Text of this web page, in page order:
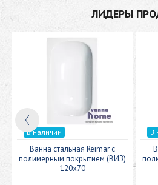
ЛИДЕРЫ
В наличии
Ванна стальная Reimar с
полимерным покрытием (ВИЗ)
120x70
В